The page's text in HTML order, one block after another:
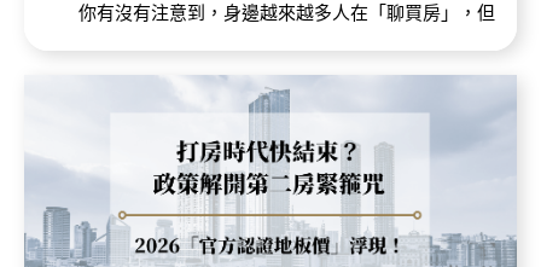
你有沒有注意到，身邊越來越多人在「聊買房」，但